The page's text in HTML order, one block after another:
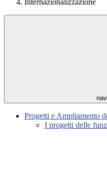
Internazionalizzazione
Progetti e Ampliamento
I progetti delle